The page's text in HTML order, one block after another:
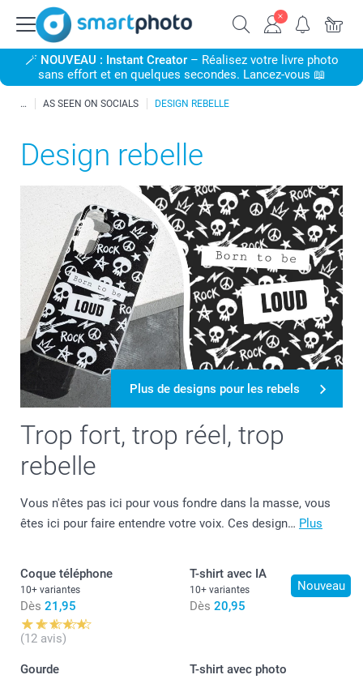
🪄 NOUVEAU : Instant Creator– Réalisez votre livre photo
sans effort et en quelques secondes. Lancez-vous 📖
AS SEEN ON SOCIALS DESIGN REBELLE
Design rebelle
Trop fort, trop réel, trop
rebelle
Vous n'êtes pas ici pour vous fondre dans la masse, vous
êtes ici pour faire entendre votre voix. Ces design… Plus
Plus de designs pour les rebels
Coque téléphone
10+ variantes
Dès 21,95
(12 avis)
Nouveau
T-shirt avec IA
10+ variantes
Dès 20,95
Gourde T-shirt avec photo